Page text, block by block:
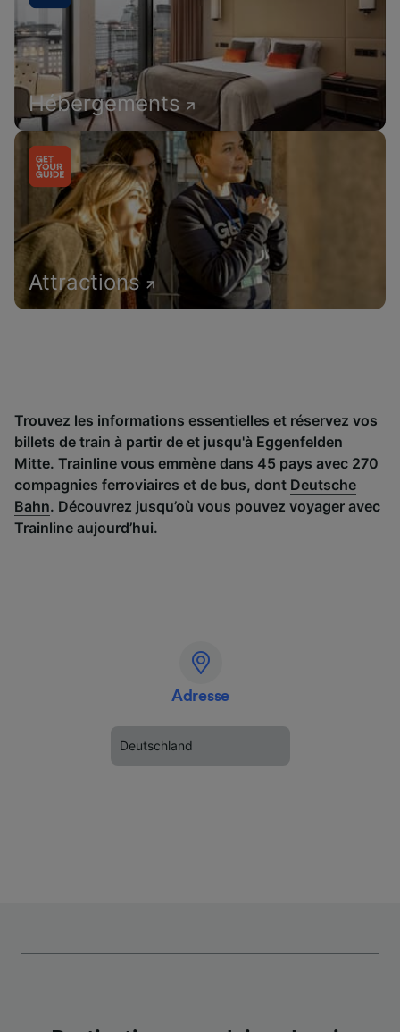
Hébergements
Attractions
Trouvez les informations essentielles et réservez vos
billets de train à partir de et jusqu'à Eggenfelden
Mitte. Trainline vous emmène dans 45 pays avec 270
compagnies ferroviaires et de bus, dont Deutsche
Bahn. Découvrez jusqu’où vous pouvez voyager avec
Trainline aujourd’hui.
Adresse
Deutschland